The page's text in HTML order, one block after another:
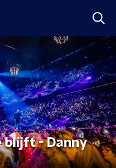
blijft - Danny